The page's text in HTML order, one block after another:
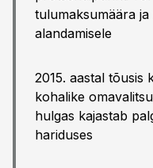
tulumaksumäära
alandamisele
2015. aastal tõusis
kohalike
hulgas kajastab
hariduses